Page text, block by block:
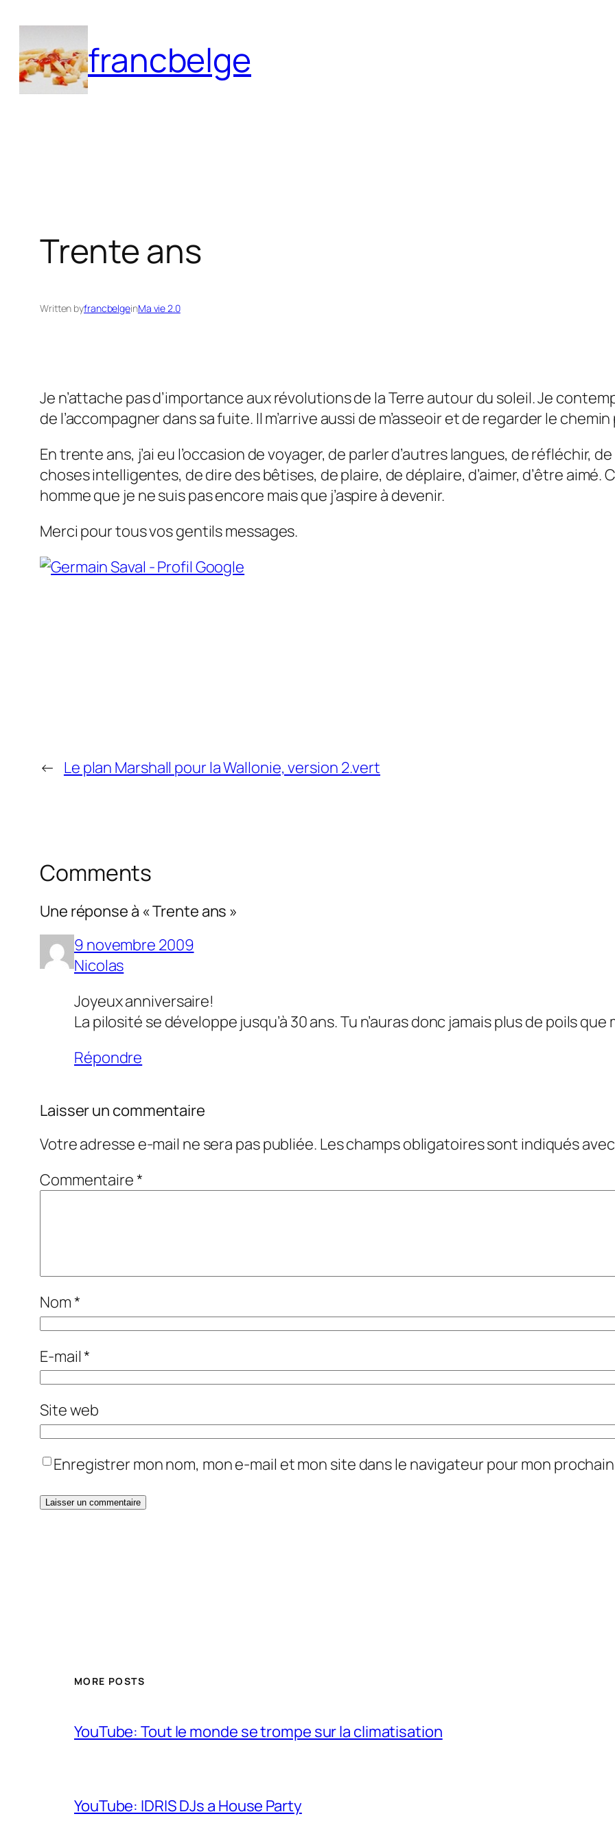
contenu
francbelge
Trente ans
Written byfrancbelgeinMa vie 2.0
Je n’attache pas d’importance aux révolutions de la Terre autour du soleil. Je
de l’accompagner dans sa fuite. Il m’arrive aussi de m’asseoir et de regarder le
En trente ans, j’ai eu l’occasion de voyager, de parler d’autres langues, de réfléchir,
choses intelligentes, de dire des bêtises, de plaire, de déplaire, d’aimer, d’être aimé.
homme que je ne suis pas encore mais que j’aspire à devenir.
Merci pour tous vos gentils messages.
← Le plan Marshall pour la Wallonie, version 2.vert
Comments
Une réponse à « Trente ans »
9 novembre 2009
Nicolas
Joyeux anniversaire!
La pilosité se développe jusqu’à 30 ans. Tu n’auras donc jamais plus de poils
Répondre
Laisser un commentaire
Votre adresse e-mail ne sera pas publiée. Les champs obligatoires sont indiqués avec
Commentaire*
Nom*
E-mail*
Site web
Enregistrer mon nom, mon e-mail et mon site dans le navigateur pour mon
MORE POSTS
YouTube: Tout le monde se trompe sur la climatisation
YouTube: IDRIS DJs a House Party